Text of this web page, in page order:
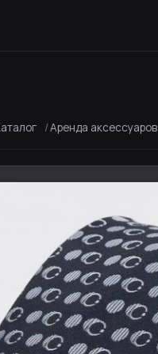
Аренда аксессуаров